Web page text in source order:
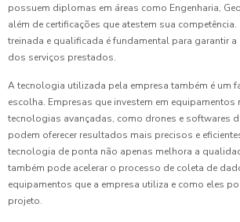
possuem diplomas em áreas como Engenharia,
além de certificações que atestem sua
treinada e qualificada é fundamental para garantir
dos serviços prestados.
A tecnologia utilizada pela empresa também é um
escolha. Empresas que investem em equipamentos
tecnologias avançadas, como drones e softwares
podem oferecer resultados mais precisos e
tecnologia de ponta não apenas melhora a
também pode acelerar o processo de coleta de
equipamentos que a empresa utiliza e como eles
projeto.